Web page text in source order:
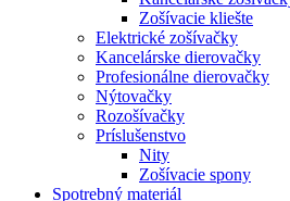
Zošívacie kliešte
Elektrické zošívačky
Kancelárske dierovačky
Profesionálne dierovačky
Nýtovačky
Rozošívačky
Príslušenstvo
Nity
Zošívacie spony
Spotrebný materiál